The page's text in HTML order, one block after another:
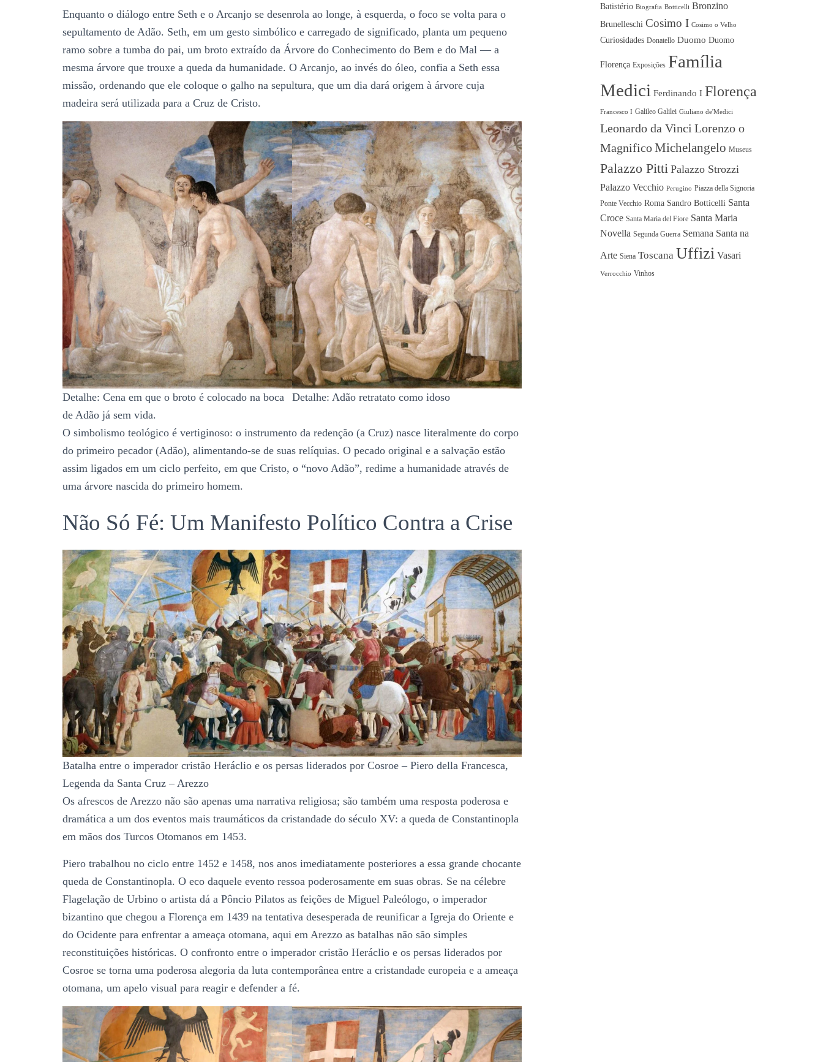
Enquanto o diálogo entre Seth e o Arcanjo se desenrola ao longe, à esquerda, o foco se volta para o
sepultamento de Adão. Seth, em um gesto simbólico e carregado de significado, planta um pequeno
ramo sobre a tumba do pai, um broto extraído da Árvore do Conhecimento do Bem e do Mal — a
mesma árvore que trouxe a queda da humanidade. O Arcanjo, ao invés do óleo, confia a Seth essa
missão, ordenando que ele coloque o galho na sepultura, que um dia dará origem à árvore cuja
madeira será utilizada para a Cruz de Cristo.
Detalhe: Cena em que o broto é colocado na boca
de Adão já sem vida.
Detalhe: Adão retratato como idoso
O simbolismo teológico é vertiginoso: o instrumento da redenção (a Cruz) nasce literalmente do corpo
do primeiro pecador (Adão), alimentando-se de suas relíquias. O pecado original e a salvação estão
assim ligados em um ciclo perfeito, em que Cristo, o “novo Adão”, redime a humanidade através de
uma árvore nascida do primeiro homem.
Não Só Fé: Um Manifesto Político Contra a Crise
Batalha entre o imperador cristão Heráclio e os persas liderados por Cosroe – Piero della Francesca,
Legenda da Santa Cruz – Arezzo
Os afrescos de Arezzo não são apenas uma narrativa religiosa; são também uma resposta poderosa e
dramática a um dos eventos mais traumáticos da cristandade do século XV: a queda de Constantinopla
em mãos dos Turcos Otomanos em 1453.
Piero trabalhou no ciclo entre 1452 e 1458, nos anos imediatamente posteriores a essa grande chocante
queda de Constantinopla. O eco daquele evento ressoa poderosamente em suas obras. Se na célebre
Flagelação de Urbino o artista dá a Pôncio Pilatos as feições de Miguel Paleólogo, o imperador
bizantino que chegou a Florença em 1439 na tentativa desesperada de reunificar a Igreja do Oriente e
do Ocidente para enfrentar a ameaça otomana, aqui em Arezzo as batalhas não são simples
reconstituições históricas. O confronto entre o imperador cristão Heráclio e os persas liderados por
Cosroe se torna uma poderosa alegoria da luta contemporânea entre a cristandade europeia e a ameaça
otomana, um apelo visual para reagir e defender a fé.
Batistério Biografia Botticelli Bronzino
Brunelleschi Cosimo I Cosimo o Velho
Curiosidades Donatello Duomo Duomo
Florença Exposições Família
Medici Ferdinando I Florença
Francesco I Galileo Galilei Giuliano de'Medici
Leonardo da Vinci Lorenzo o
Magnifico Michelangelo Museus
Palazzo Pitti Palazzo Strozzi
Palazzo Vecchio Perugino Piazza della Signoria
Ponte Vecchio Roma Sandro Botticelli Santa
Croce Santa Maria del Fiore Santa Maria
Novella Segunda Guerra Semana Santa na
Arte Siena Toscana Uffizi Vasari
Verrocchio Vinhos